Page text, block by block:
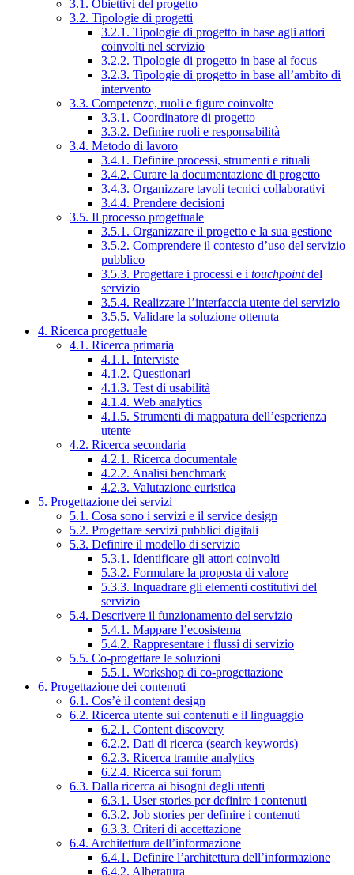
3.1. Obiettivi del progetto
3.2. Tipologie di progetti
3.2.1. Tipologie di progetto in base agli attori
coinvolti nel servizio
3.2.2. Tipologie di progetto in base al focus
3.2.3. Tipologie di progetto in base all’ambito di
intervento
3.3. Competenze, ruoli e figure coinvolte
3.3.1. Coordinatore di progetto
3.3.2. Definire ruoli e responsabilità
3.4. Metodo di lavoro
3.4.1. Definire processi, strumenti e rituali
3.4.2. Curare la documentazione di progetto
3.4.3. Organizzare tavoli tecnici collaborativi
3.4.4. Prendere decisioni
3.5. Il processo progettuale
3.5.1. Organizzare il progetto e la sua gestione
3.5.2. Comprendere il contesto d’uso del servizio
pubblico
3.5.3. Progettare i processi e i touchpointdel
servizio
3.5.4. Realizzare l’interfaccia utente del servizio
3.5.5. Validare la soluzione ottenuta
4. Ricerca progettuale
4.1. Ricerca primaria
4.1.1. Interviste
4.1.2. Questionari
4.1.3. Test di usabilità
4.1.4. Web analytics
4.1.5. Strumenti di mappatura dell’esperienza
utente
4.2. Ricerca secondaria
4.2.1. Ricerca documentale
4.2.2. Analisi benchmark
4.2.3. Valutazione euristica
5. Progettazione dei servizi
5.1. Cosa sono i servizi e il service design
5.2. Progettare servizi pubblici digitali
5.3. Definire il modello di servizio
5.3.1. Identificare gli attori coinvolti
5.3.2. Formulare la proposta di valore
5.3.3. Inquadrare gli elementi costitutivi del
servizio
5.4. Descrivere il funzionamento del servizio
5.4.1. Mappare l’ecosistema
5.4.2. Rappresentare i flussi di servizio
5.5. Co-progettare le soluzioni
5.5.1. Workshop di co-progettazione
6. Progettazione dei contenuti
6.1. Cos’è il content design
6.2. Ricerca utente sui contenuti e il linguaggio
6.2.1. Content discovery
6.2.2. Dati di ricerca (search keywords)
6.2.3. Ricerca tramite analytics
6.2.4. Ricerca sui forum
6.3. Dalla ricerca ai bisogni degli utenti
6.3.1. User stories per definire i contenuti
6.3.2. Job stories per definire i contenuti
6.3.3. Criteri di accettazione
6.4. Architettura dell’informazione
6.4.1. Definire l’architettura dell’informazione
6.4.2. Alberatura